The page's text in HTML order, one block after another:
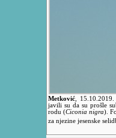
Metković
javili su da su prošle
rodu (Ciconia nigra).
za njezine jesenske